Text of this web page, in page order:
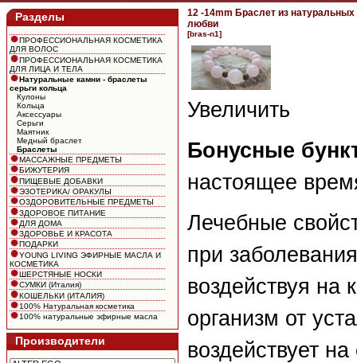
Разделы
ПРОФЕССИОНАЛЬНАЯ КОСМЕТИКА
ДЛЯ ВОЛОС
ПРОФЕССИОНАЛЬНАЯ КОСМЕТИКА
ДЛЯ ЛИЦА И ТЕЛА
Натуральные камни - браслеты
серьги кольца
Кулоны
Кольца
Аксессуары
Серьги
Маятник
Медный браслет
Браслеты
МАССАЖНЫЕ ПРЕДМЕТЫ
БИЖУТЕРИЯ
ПИЩЕВЫЕ ДОБАВКИ
ЭЗОТЕРИКА/ ОРАКУЛЫ
ОЗДОРОВИТЕЛЬНЫЕ ПРЕДМЕТЫ
ЗДОРОВОЕ ПИТАНИЕ
ДЛЯ ДОМА
ЗДОРОВЬЕ И КРАСОТА
ПОДАРКИ
YOUNG LIVING ЭФИРНЫЕ МАСЛА И
КОСМЕТИКА
ШЕРСТЯНЫЕ НОСКИ
СУМКИ (Италия)
КОШЕЛЬКИ (ИТАЛИЯ)
100% Натуральная косметика
100% натуральные эфирные масла
Производители
12 -14mm Браслет из
любви
[bras-n1]
Увеличить
Бонусные
настоящее
Лечебные
при
воздействуя на
организм от
воздействует